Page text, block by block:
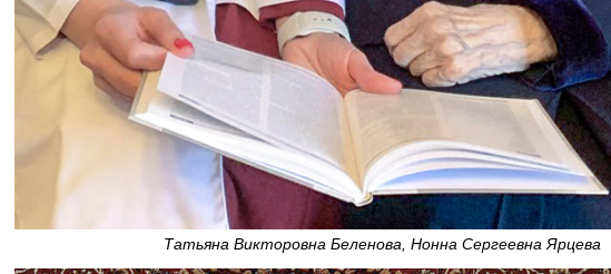
Татьяна Викторовна Беленова, Нонна Сергеевна Ярцева